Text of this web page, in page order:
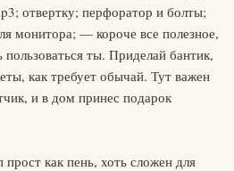
отвертку; перфоратор и болты;
монитора; — короче все полезное,
ты. Приделай бантик,
как требует обычай. Тут важен
и в дом принес подарок
как пень, хоть сложен для